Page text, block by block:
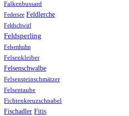
Falkenbussard
Federsee Feldlerche
Feldschwirl
Feldsperling
Felsenhuhn
Felsenkleiber
Felsenschwalbe
Felsensteinschmätzer
Felsentaube
Fichtenkreuzschnabel
Fischadler Fitis